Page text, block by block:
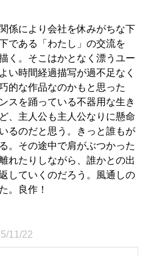
係により会社を休みがちな下
である「わたし」の交流を
く。そこはかとなく漂うユー
い時間経過描写が過不足なく
的な作品なのかもと思った
スを踊っている不器用な生き
、主人公も主人公なりに懸命
るのだと思う。きっと誰もが
。その途中で肩がぶつかった
れたりしながら、誰かとの出
していくのだろう。風通しの
。良作！
11/22